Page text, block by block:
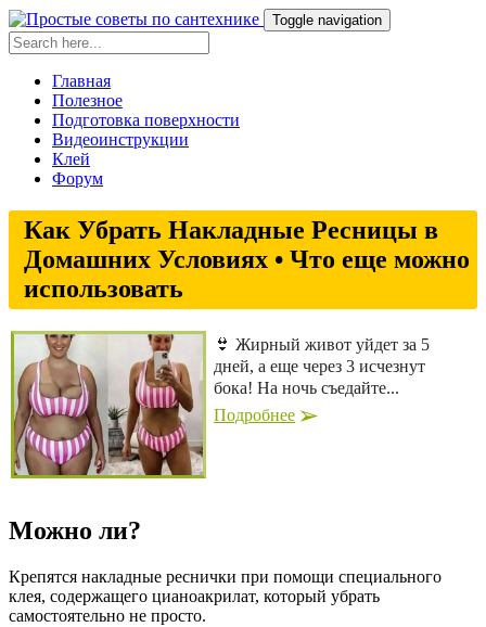
Toggle navigation
Главная
Полезное
Подготовка поверхности
Видеоинструкции
Клей
Форум
Как Убрать Накладные Ресницы в
Домашних Условиях • Что еще можно
использовать
👙 Жирный живот уйдет за 5
дней, а еще через 3 исчезнут
бока! На ночь съедайте...
Подробнее
Можно ли?
Крепятся накладные реснички при помощи специального
клея, содержащего цианоакрилат, который убрать
самостоятельно не просто.